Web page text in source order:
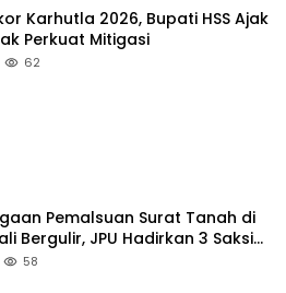
Karhutla 2026, Bupati HSS Ajak
Perkuat Mitigasi
62
Pemalsuan Surat Tanah di
Bergulir, JPU Hadirkan 3 Saksi
58